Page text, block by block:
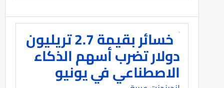
خسائر بقيمة 2.7 تريليون
دولار تضرب أسهم الذكاء
الاصطناعي في يونيو